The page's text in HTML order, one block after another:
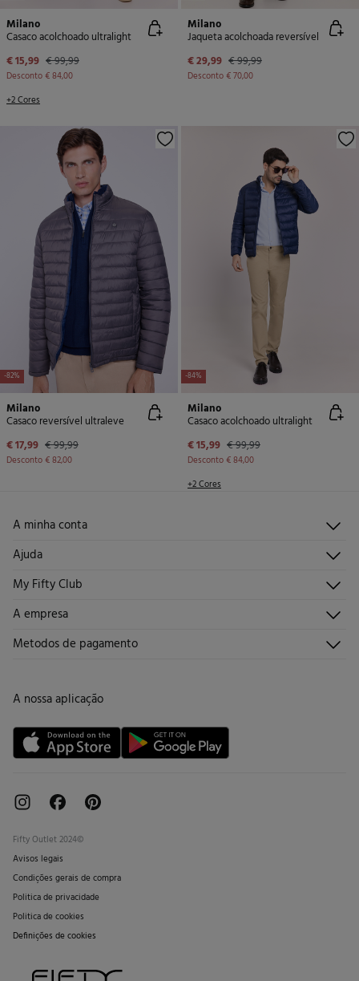
Milano
Casaco acolchoado ultralight
€ 15,99 € 99,99
Desconto€ 84,00
+2 Cores
Milano
Jaqueta acolchoada reversível
€ 29,99 € 99,99
Desconto€ 70,00
-82%
Milano
Casaco reversível ultraleve
€ 17,99 € 99,99
Desconto€ 82,00
-84%
Milano
Casaco acolchoado ultralight
€ 15,99 € 99,99
Desconto€ 84,00
+2 Cores
A minha conta
Iniciar sessão
Registar-me
Direções de envio
Torne-se sócio
Ajuda
Atendimento ao cliente
Envie-nos um e-mail
Perguntas frequentes
Promoções vigentes
Cartão de Devolução
Cartão Presente online
Livro de Reclamações online
My Fifty Club
Descúbrelo
Junta-te
A empresa
Quem somos?
Trabalha connosco
Metodos de pagamento
A nossa aplicação
Fifty Outlet 2024©
Avisos legais
Condições gerais de compra
Politica de privacidade
Politica de cookies
Definições de cookies